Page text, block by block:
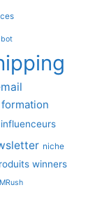
bot
formation
influenceurs
niche
winners